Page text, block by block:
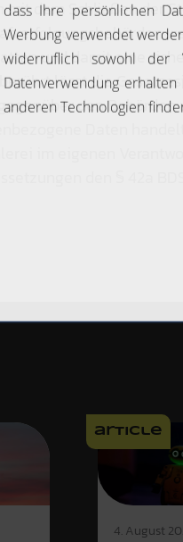
mit dem Schließen der
und damit eine
lässt die
den Behörden
Daten
im eigenen
den § 42a
article
4. August